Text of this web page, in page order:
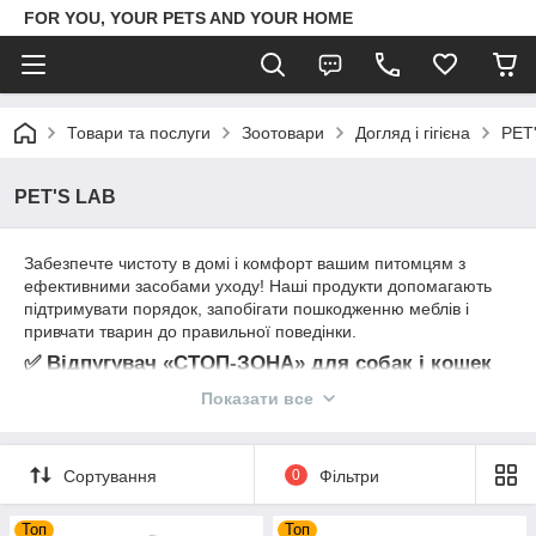
FOR YOU, YOUR PETS AND YOUR HOME
Товари та послуги Зоотовари Догляд і гігієна
PET'S LAB
Забезпечте чистоту в домі і комфорт вашим питомцям з
ефективними засобами уходу! Наші продукти допомагають
підтримувати порядок, запобігати пошкодженню меблів і
привчати тварин до правильної поведінки.
✅ Відпугувач «СТОП-ЗОНА» для собак і кошек
коврів, а також допоможе відучити питомця відвідувати
закриті місця. У складі – тільки натуральні екстракти рослин і
тваринні жири, безпечні для здоров'я. Підходить для
Показати все
Сортування 0 Фільтри
Топ Топ